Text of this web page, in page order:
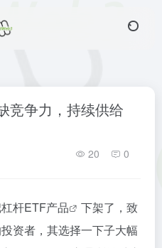
竞争力，持续供给
20 0
杆ETF产品
下架了，致
资者，其选择一下子大幅